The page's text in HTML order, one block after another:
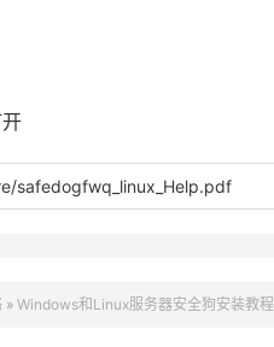
safedogfwq_linux_Help.pdf
» Windows和Linux服务器安全狗安装教程